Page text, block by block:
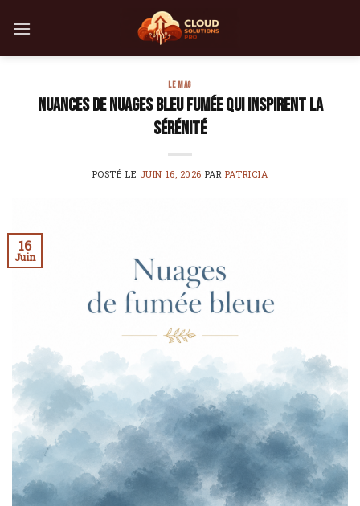
LE MAG
Nuances de nuages bleu fumée qui inspirent la
sérénité
POSTÉ LE JUIN 16, 2026 PAR PATRICIA
16
Juin